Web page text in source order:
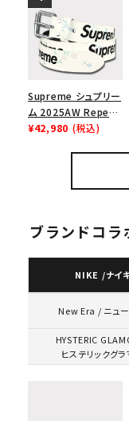
ュバック 5パネルキャ
ップ トゥルーティン
バーHTC フォールカ
Supreme シュプリー
ム 2025AW Repeat
Leather Belt リピー
¥42,980 (税込)
ブランドコ
NIKE /ナイ
New Era / ニュ
HYSTERIC
ヒステリックグ